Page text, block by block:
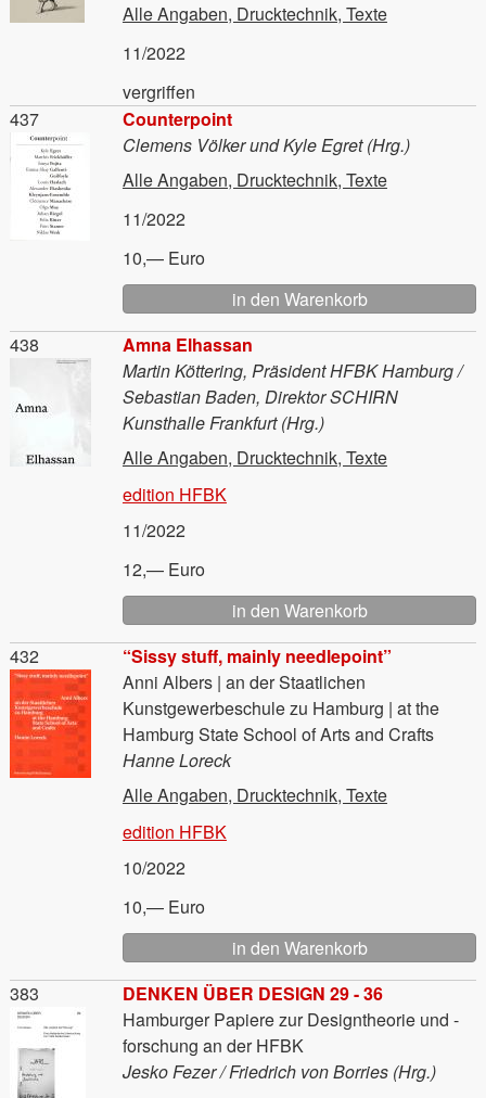
Alle Angaben, Drucktechnik, Texte
11/2022
vergriffen
Counterpoint
Material
437
Clemens Völker und Kyle Egret (Hrg.)
Alle Angaben, Drucktechnik, Texte
11/2022
10,— Euro
Amna Elhassan
Material
438
Martin Köttering, Präsident HFBK Hamburg /
Sebastian Baden, Direktor SCHIRN
Kunsthalle Frankfurt (Hrg.)
Alle Angaben, Drucktechnik, Texte
edition HFBK
11/2022
12,— Euro
“Sissy stuff, mainly needlepoint”
Anni Albers | an der Staatlichen
Kunstgewerbeschule zu Hamburg | at the
Hamburg State School of Arts and Crafts
Material
432
Hanne Loreck
Alle Angaben, Drucktechnik, Texte
edition HFBK
10/2022
10,— Euro
DENKEN ÜBER DESIGN 29 - 36
Hamburger Papiere zur Designtheorie und -
forschung an der HFBK
Material
383
Jesko Fezer / Friedrich von Borries (Hrg.)